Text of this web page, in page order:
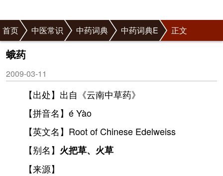
首页 中医常识 中药词典 中药词典E 正文
蛾药
2009-03-11
【出处】出自《云南中草药》
【拼音名】é Yào
【英文名】Root of Chinese Edelweiss
【别名】 火把草、火草
【来源】